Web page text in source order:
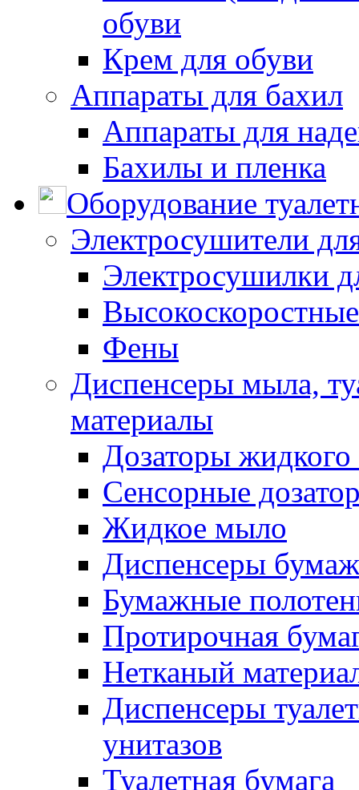
обуви
Крем для обуви
Аппараты для бахил
Аппараты для
Бахилы и пленка
Оборудование
Электросушители
Электросушилки
Фены
Диспенсеры мыла,
материалы
Дозаторы
Сенсорные
Жидкое мыло
Диспенсеры
Бумажные
Протирочная
Нетканый
Диспенсеры
унитазов
Туалетная бумага